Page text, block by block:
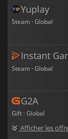
Yuplay
Steam · Global
Instant
Steam · Global
G2A
Gift · Global
Afficher les